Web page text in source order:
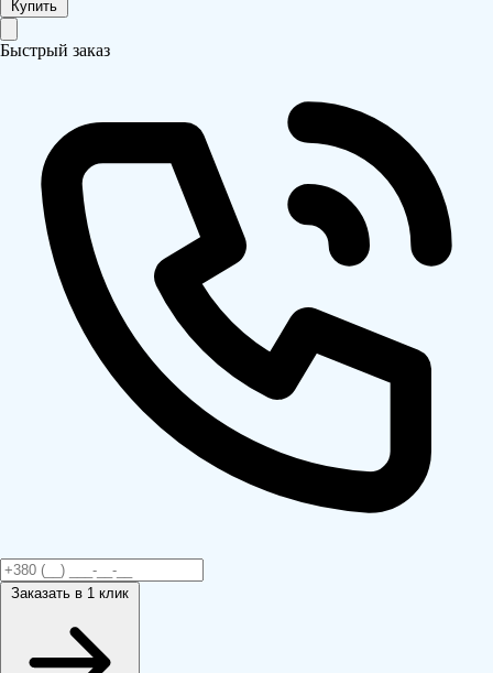
Купить
Быстрый заказ
Заказать в 1 клик